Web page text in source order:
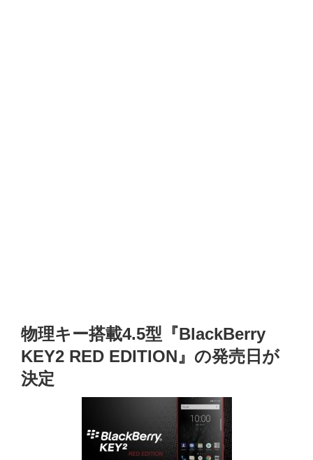
物理キー搭載4.5型『BlackBerry
KEY2 RED EDITION』の発売日が
決定